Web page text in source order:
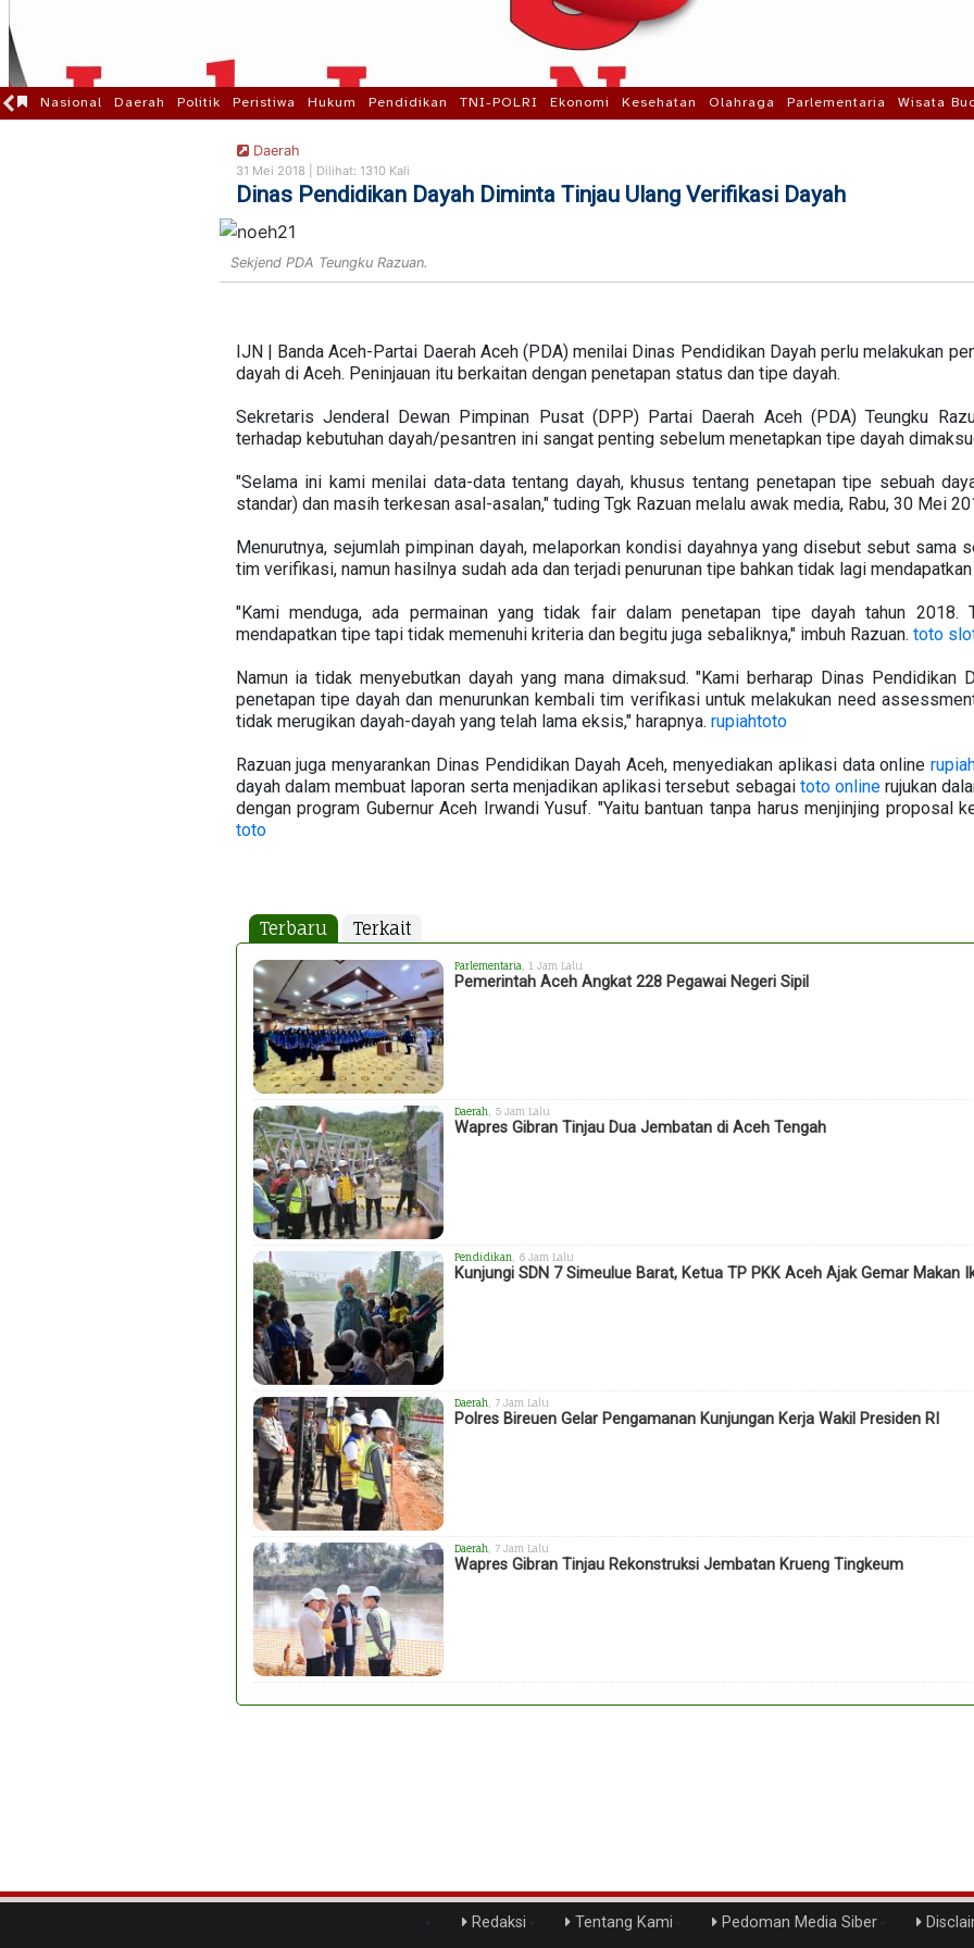
Nasional Daerah Politik Peristiwa Hukum Pendidikan TNI-POLRI Ekonomi Kesehatan Olahraga Parlementaria Wisata
Daerah
31 Mei 2018 | Dilihat: 1310 Kali
Dinas Pendidikan Dayah Diminta Tinjau Ulang Verifikasi Dayah
Sekjend PDA Teungku Razuan.
IJN | Banda Aceh-Partai Daerah Aceh (PDA) menilai Dinas Pendidikan Dayah perlu melakukan
dayah di Aceh. Peninjauan itu berkaitan dengan penetapan status dan tipe dayah.
Sekretaris Jenderal Dewan Pimpinan Pusat (DPP) Partai Daerah Aceh (PDA) Teungku
terhadap kebutuhan dayah/pesantren ini sangat penting sebelum menetapkan tipe dayah
"Selama ini kami menilai data-data tentang dayah, khusus tentang penetapan tipe sebuah
standar) dan masih terkesan asal-asalan," tuding Tgk Razuan melalu awak media, Rabu, 30 Mei
Menurutnya, sejumlah pimpinan dayah, melaporkan kondisi dayahnya yang disebut sebut sama
tim verifikasi, namun hasilnya sudah ada dan terjadi penurunan tipe bahkan tidak lagi
"Kami menduga, ada permainan yang tidak fair dalam penetapan tipe dayah tahun 2018.
mendapatkan tipe tapi tidak memenuhi kriteria dan begitu juga sebaliknya," imbuh Razuan. toto
Namun ia tidak menyebutkan dayah yang mana dimaksud. "Kami berharap Dinas Pendidikan
penetapan tipe dayah dan menurunkan kembali tim verifikasi untuk melakukan need
tidak merugikan dayah-dayah yang telah lama eksis," harapnya. rupiahtoto
Razuan juga menyarankan Dinas Pendidikan Dayah Aceh, menyediakan aplikasi data online
dayah dalam membuat laporan serta menjadikan aplikasi tersebut sebagai toto onlinerujukan
dengan program Gubernur Aceh Irwandi Yusuf. "Yaitu bantuan tanpa harus menjinjing proposal
toto
Terbaru Terkait
Parlementaria , 1 Jam Lalu
Pemerintah Aceh Angkat 228 Pegawai Negeri Sipil
Daerah , 5 Jam Lalu
Wapres Gibran Tinjau Dua Jembatan di Aceh Tengah
Pendidikan , 6 Jam Lalu
Kunjungi SDN 7 Simeulue Barat, Ketua TP PKK Aceh Ajak Gemar Makan
Daerah , 7 Jam Lalu
Polres Bireuen Gelar Pengamanan Kunjungan Kerja Wakil Presiden RI
Daerah , 7 Jam Lalu
Wapres Gibran Tinjau Rekonstruksi Jembatan Krueng Tingkeum
Redaksi Tentang Kami Pedoman Media Siber